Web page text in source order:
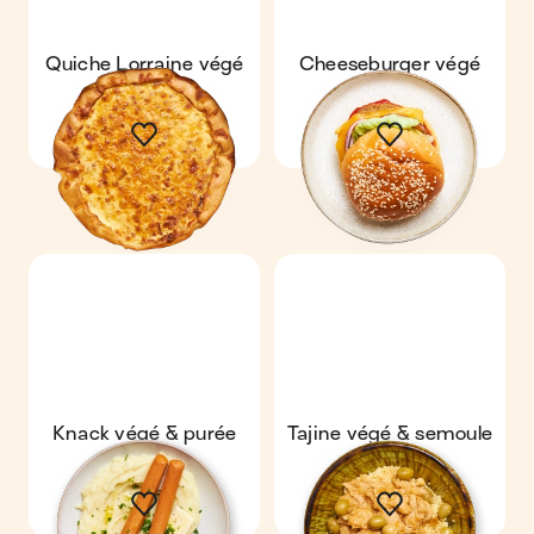
Quiche Lorraine végé Cheeseburger végé
Knack végé & purée
maison
Tajine végé & semoule